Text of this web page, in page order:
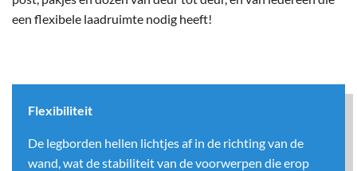
een flexibele laadruimte nodig heeft!
Flexibiliteit
De legborden hellen lichtjes af in de richting van de
wand, wat de stabiliteit van de voorwerpen die erop